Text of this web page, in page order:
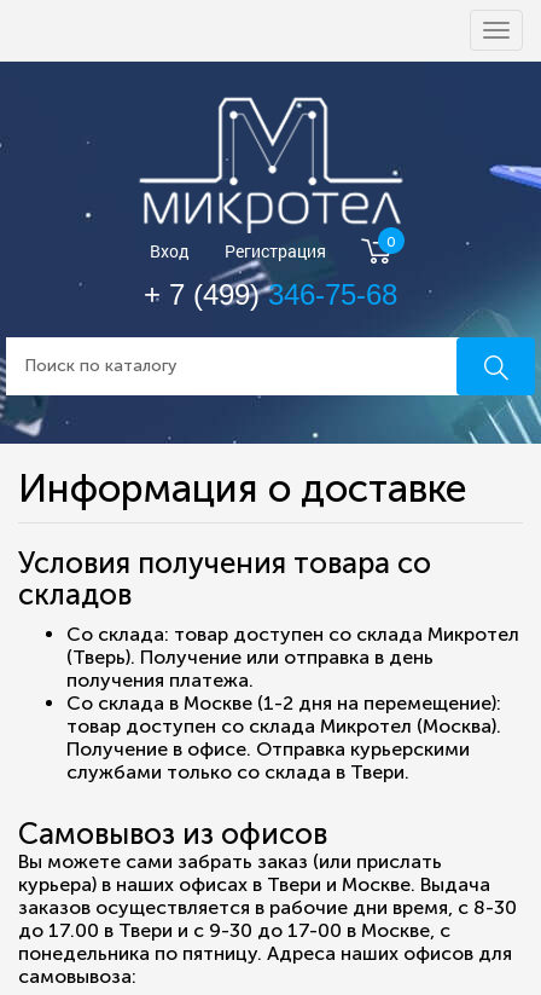
Вход Регистрация 0
+ 7 (499)346-75-68
Информация о доставке
Условия получения товара со
складов
Со склада: товар доступен со склада Микротел
(Тверь). Получение или отправка в день
получения платежа.
Со склада в Москве (1-2 дня на перемещение):
товар доступен со склада Микротел (Москва).
Получение в офисе. Отправка курьерскими
службами только со склада в Твери.
Самовывоз из офисов
Вы можете сами забрать заказ (или прислать
курьера) в наших офисах в Твери и Москве. Выдача
заказов осуществляется в рабочие дни время, с 8-30
до 17.00 в Твери и с 9-30 до 17-00 в Москве, с
понедельника по пятницу. Адреса наших офисов для
самовывоза: